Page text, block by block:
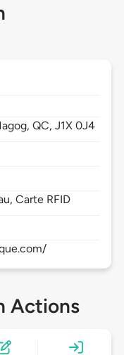
QC,J1X 0J4
Carte RFID
Actions